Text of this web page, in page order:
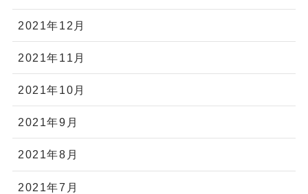
2021年12月
2021年11月
2021年10月
2021年9月
2021年8月
2021年7月